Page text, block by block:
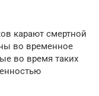
карают смертной
во временное
во время таких